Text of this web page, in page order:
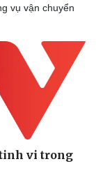
vụ vận chuyển
tinh vi trong